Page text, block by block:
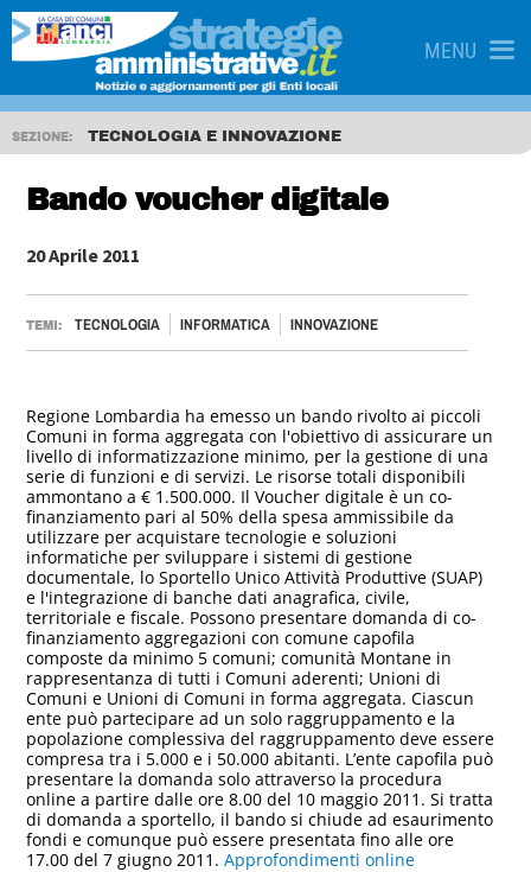
MENU
SEZIONE: TECNOLOGIA E INNOVAZIONE
Bando voucher digitale
20 Aprile 2011
TEMI: TECNOLOGIA INFORMATICA INNOVAZIONE
Regione Lombardia ha emesso un bando rivolto ai piccoli
Comuni in forma aggregata con l'obiettivo di assicurare un
livello di informatizzazione minimo, per la gestione di una
serie di funzioni e di servizi. Le risorse totali disponibili
ammontano a € 1.500.000. Il Voucher digitale è un co-
finanziamento pari al 50% della spesa ammissibile da
utilizzare per acquistare tecnologie e soluzioni
informatiche per sviluppare i sistemi di gestione
documentale, lo Sportello Unico Attività Produttive (SUAP)
e l'integrazione di banche dati anagrafica, civile,
territoriale e fiscale. Possono presentare domanda di co-
finanziamento aggregazioni con comune capofila
composte da minimo 5 comuni; comunità Montane in
rappresentanza di tutti i Comuni aderenti; Unioni di
Comuni e Unioni di Comuni in forma aggregata. Ciascun
ente può partecipare ad un solo raggruppamento e la
popolazione complessiva del raggruppamento deve essere
compresa tra i 5.000 e i 50.000 abitanti. L’ente capofila può
presentare la domanda solo attraverso la procedura
online a partire dalle ore 8.00 del 10 maggio 2011. Si tratta
di domanda a sportello, il bando si chiude ad esaurimento
fondi e comunque può essere presentata fino alle ore
17.00 del 7 giugno 2011.Approfondimenti online